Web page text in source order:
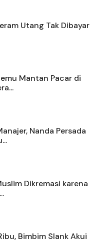
Utang Tak Dibayar
Mantan Pacar di
Nanda Persada
Dikremasi karena
Bimbim Slank Akui